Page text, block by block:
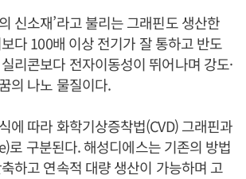
신소재’라고 불리는 그래핀도 생산한
다 100배 이상 전기가 잘 통하고 반도
리콘보다 전자이동성이 뛰어나며 강도·
의 나노 물질이다.
에 따라 화학기상증착법(CVD) 그래핀과
로 구분된다. 해성디에스는 기존의 방법
하고 연속적 대량 생산이 가능하며 고